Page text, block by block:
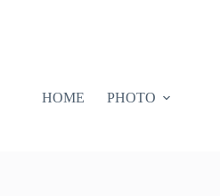
HOME PHOTO